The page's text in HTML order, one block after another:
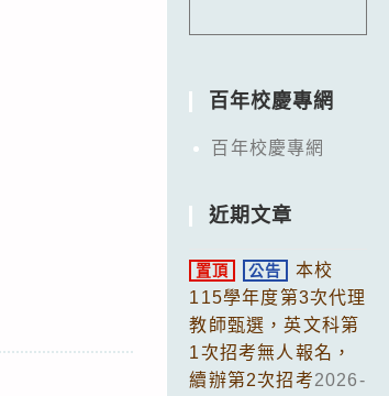
百年校慶專網
百年校慶專網
近期文章
置頂 公告
本校
115學年度第3次代理
教師甄選，英文科第
1次招考無人報名，
續辦第2次招考2026-